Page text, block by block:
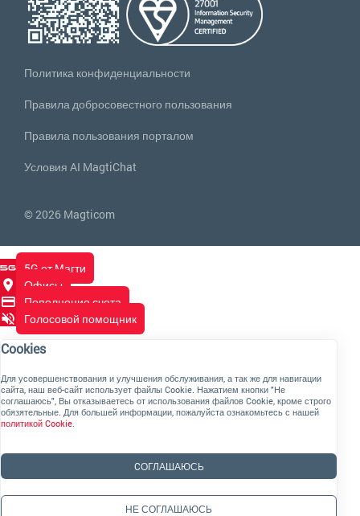
Политика конфиденциальности
Правила добросовестного пользования
Правила пользования порталом
Условия AI MagtiChat
© 2026 Magticom
5G от Магти
Офисы
Пополнение счета
Голосовой помощник
Cookies
Для усовершенствования и улучшения обслуживания, а так же для навигации
сайта, наш веб-сайт использует файлы Cookie. Нажатием кнопки "Не
соглашаюсь", Вы отказываетесь от использования файлов Cookie, кроме строго
обязятельные. Для большей информации, пожалуйста ознакомьтесь с нашей
политикой Cookie.
CОГЛАШАЮСЬ
НЕ СОГЛАШАЮСЬ